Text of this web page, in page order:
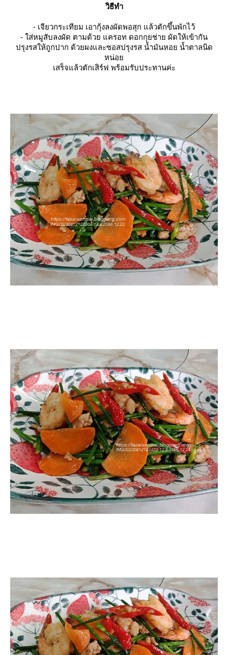
วิธีทำ
- เจียวกระเทียม เอากุ้งลงผัดพอสุก แล้วตักขึ้นพักไว้
- ใส่หมูสับลงผัด ตามด้วย แครอท ดอกกุยช่าย ผัดให้เข้ากัน
ปรุงรสให้ถูกปาก ด้วยผงและซอสปรุงรส น้ำมันหอย น้ำตาลนิด
หน่อ
เสร็จแล้วตักเสิร์ฟ พร้อมรับประทานค่ะ